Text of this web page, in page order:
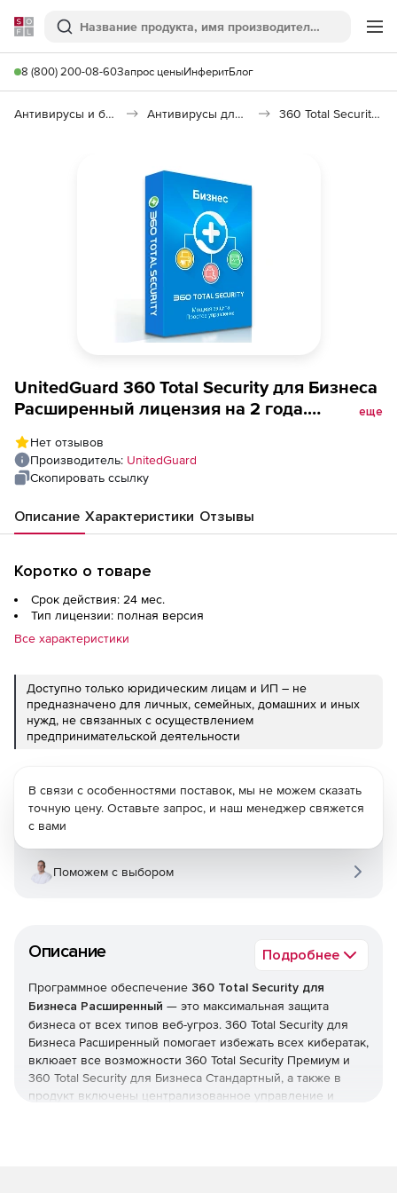
Softline
Поиск
8 (800) 200-08-60Запрос ценыИнферитБлог
Антивирусы и безопасность Антивирусы для организаций 360 Total Security для Бизнеса Расширенный
UnitedGuard 360 Total Security для Бизнеса
Расширенный лицензия на 2 года.
еще
Нет отзывов
Производитель: UnitedGuard
Скопировать ссылку
Описание Характеристики Отзывы
Коротко о товаре
Срок действия: 24 мес.
Тип лицензии: полная версия
Все характеристики
Доступно только юридическим лицам и ИП – не
предназначено для личных, семейных, домашних и иных
нужд, не связанных с осуществлением
предпринимательской деятельности
Описание Подробнее
Программное обеспечение 360 Total Security для
Бизнеса Расширенный — это максимальная защита
бизнеса от всех типов веб-угроз. 360 Total Security для
Бизнеса Расширенный помогает избежать всех кибератак,
вклюает все возможности 360 Total Security Премиум и
360 Total Security для Бизнеса Стандартный, а также в
продукт включены централизованное управление и
В связи с особенностями поставок, мы не можем сказать
точную цену. Оставьте запрос, и наш менеджер свяжется
с вами
Поможем с выбором